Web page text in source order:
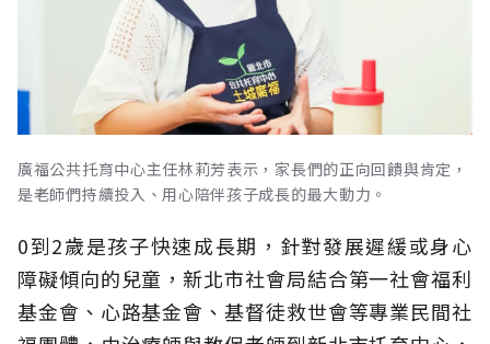
廣福公共托育中心主任林莉芳表示，家長們的正向回饋與肯定，
是老師們持續投入、用心陪伴孩子成長的最大動力。
0到2歲是孩子快速成長期，針對發展遲緩或身心
障礙傾向的兒童，新北市社會局結合第一社會福利
基金會、心路基金會、基督徒救世會等專業民間社